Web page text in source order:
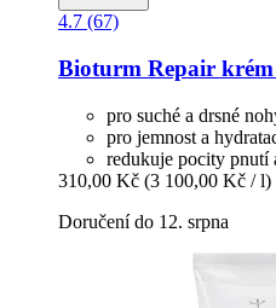
4.7 (67)
Bioturm Repair
pro suché a drsné
pro jemnost a
redukuje pocity pnutí
310,00 Kč (3 100,00 Kč / l)
Doručení do 12. srpna